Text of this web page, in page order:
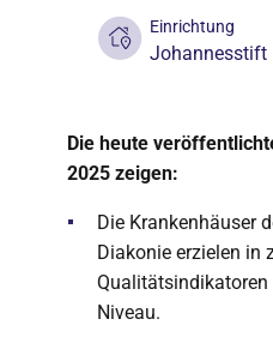
Einrichtung
Johannesstift
Die heute
2025 zeigen:
Die Krankenhäuser
Diakonie erzielen in
Qualitätsindikatoren
Niveau.